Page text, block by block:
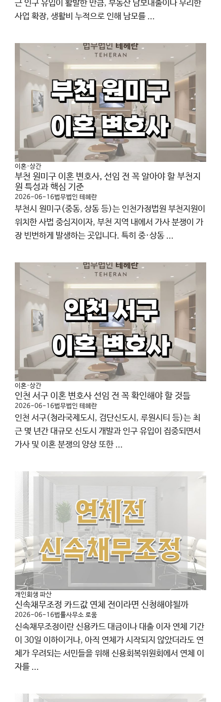
근 인구 유입이 활발한 만큼, 부동산 담보대출이나 무리한
사업 확장, 생활비 누적으로 인해 남모를 ...
이혼·상간
부천 원미구 이혼 변호사, 선임 전 꼭 알아야 할 부천지
원 특성과 핵심 기준
2026-06-16법무법인 테헤란
부천시 원미구(중동, 상동 등)는 인천가정법원 부천지원이
위치한 사법 중심지이자, 부천 지역 내에서 가사 분쟁이 가
장 빈번하게 발생하는 곳입니다. 특히 중·상동 ...
이혼·상간
인천 서구 이혼 변호사 선임 전 꼭 확인해야 할 것들
2026-06-16법무법인 테헤란
인천 서구(청라국제도시, 검단신도시, 루원시티 등)는 최
근 몇 년간 대규모 신도시 개발과 인구 유입이 집중되면서
가사 및 이혼 분쟁의 양상 또한 ...
개인회생 파산
신속채무조정 카드값 연체 전이라면 신청해야될까
2026-06-16법률사무소 로움
신속채무조정이란 신용카드 대금이나 대출 이자 연체 기간
이 30일 이하이거나, 아직 연체가 시작되지 않았더라도 연
체가 우려되는 서민들을 위해 신용회복위원회에서 연체 이
자를 ...